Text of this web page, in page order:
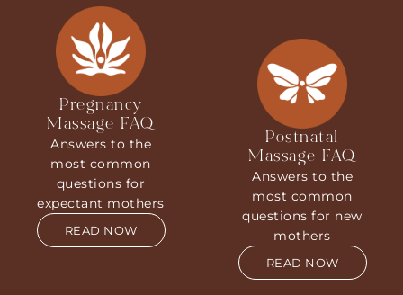
Pregnancy
Massage FAQ
Answers to the
most common
questions for
expectant mothers
READ NOW
Postnatal
Massage FAQ
Answers to the
most common
questions for new
mothers
READ NOW